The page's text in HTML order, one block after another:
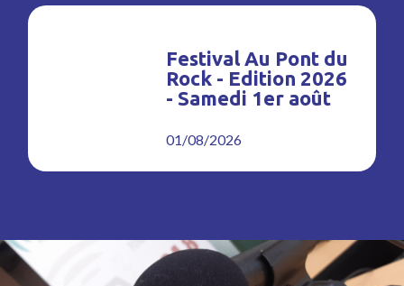
Festival Au Pont du
Rock - Edition 2026
- Samedi 1er août
01/08/2026